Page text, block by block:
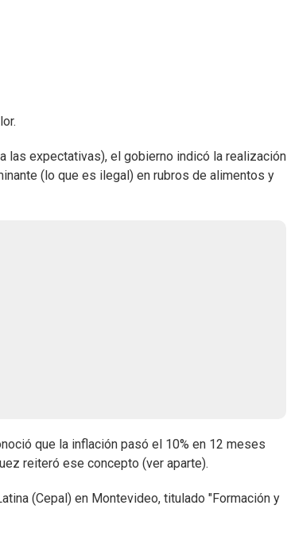
las expectativas), el gobierno indicó la realización
(lo que es ilegal) en rubros de alimentos y
que la inflación pasó el 10% en 12 meses
reiteró ese concepto (ver aparte).
(Cepal) en Montevideo, titulado "Formación y